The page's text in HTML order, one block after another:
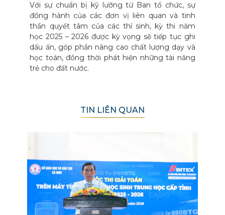
Với sự chuẩn bị kỹ lưỡng từ Ban tổ chức, sự
đồng hành của các đơn vị liên quan và tinh
thần quyết tâm của các thí sinh, kỳ thi năm
học 2025 – 2026 được kỳ vọng sẽ tiếp tục ghi
dấu ấn, góp phần nâng cao chất lượng dạy và
học toán, đồng thời phát hiện những tài năng
trẻ cho đất nước.
TIN LIÊN QUAN